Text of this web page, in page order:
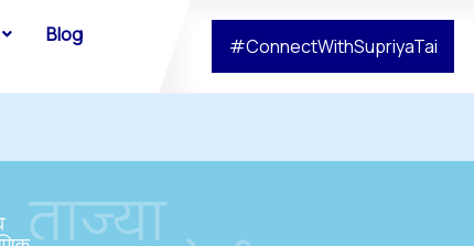
Blog
#ConnectWithSupriyaTai